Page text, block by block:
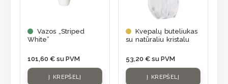
Vazos „Striped
White”
101,60 € su PVM
Į KREPŠELĮ
Kvepalų buteliukas
su natūraliu kristalu
53,20 € su PVM
Į KREPŠELĮ